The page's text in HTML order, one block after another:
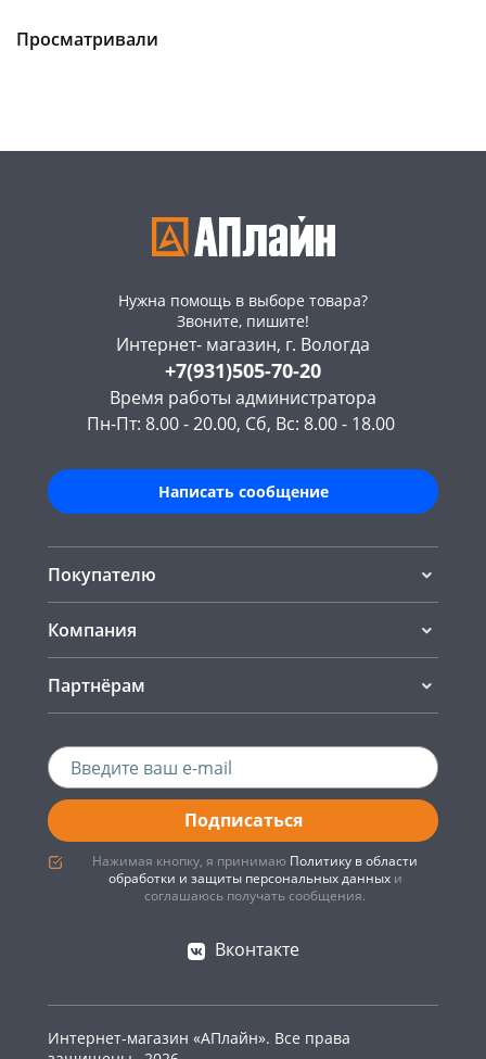
Просматривали
Нужна помощь в выборе товара?
Звоните, пишите!
Интернет- магазин, г. Вологда
+7(931)505-70-20
Время работы администратора
Пн-Пт: 8.00 - 20.00, Сб, Вс: 8.00 - 18.00
Написать сообщение
Покупателю
Компания
Партнёрам
Подписаться
Нажимая кнопку, я принимаю Политику в области
обработки и защиты персональных данныхи
соглашаюсь получать сообщения.
Вконтакте
Интернет-магазин «АПлайн». Все права